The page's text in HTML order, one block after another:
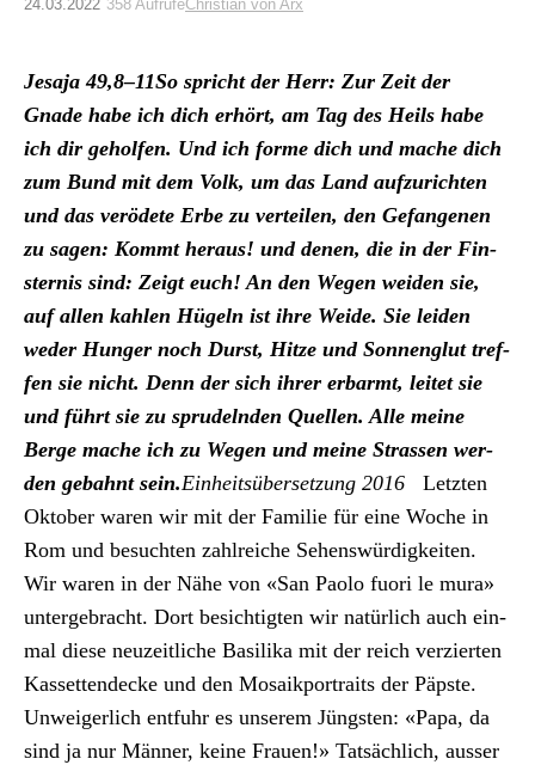
Über uns
ePaper
aktuelle Ausgabe
Suchen
24.03.2022 358 AufrufeChristian von Arx
Jesa­ja 49,8–11So spricht der Herr: Zur Zeit der
Gnade habe ich dich erhört, am Tag des Heils habe
ich dir geholfen. Und ich forme dich und mache dich
zum Bund mit dem Volk, um das Land aufzuricht­en
und das verödete Erbe zu verteilen, den Gefan­genen
zu sagen: Kommt her­aus! und denen, die in der Fin­
ster­n­is sind: Zeigt euch! An den Wegen wei­den sie,
auf allen kahlen Hügeln ist ihre Wei­de. Sie lei­den
wed­er Hunger noch Durst, Hitze und Son­neng­lut tre­f­
fen sie nicht. Denn der sich ihrer erbarmt, leit­et sie
und führt sie zu sprudel­nden Quellen. Alle meine
Berge mache ich zu Wegen und meine Strassen wer­
den gebah­nt sein.Ein­heit­süber­set­zung 2016
Let­zten
Okto­ber waren wir mit der Fam­i­lie für eine Woche in
Rom und besucht­en zahlre­iche Sehenswürdigkeit­en.
Wir waren in der Nähe von «San Pao­lo fuori le mura»
unterge­bracht. Dort besichtigten wir natür­lich auch ein­
mal diese neuzeitliche Basi­li­ka mit der reich verzierten
Kas­set­ten­decke und den Mosaik­por­traits der Päp­ste.
Unweiger­lich ent­fuhr es unserem Jüng­sten: «Papa, da
sind ja nur Män­ner, keine Frauen!» Tat­säch­lich, auss­er